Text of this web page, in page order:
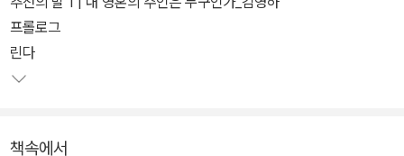
아내인 대표의 권유로 책에 대한 아무런 정보 없이 내용을 읽게 된 소
설가 김영하 역시 프롤로그를 읽자마자 단박에 '이 책은 꼭 세상에 알
려야 한다'는 확신이 들었다. 더 읽어볼 필요도 없었다. 국내에 전혀
장으로 써 내려간 이 책은 언어나 문화의 장벽도 막지 못할 분명한 힘
프롤로그
린다
책속에서